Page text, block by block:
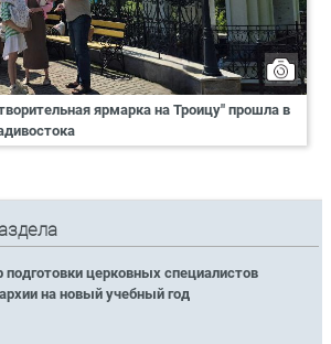
ярмарка на Троицу" прошла в
церковных специалистов
на новый учебный год